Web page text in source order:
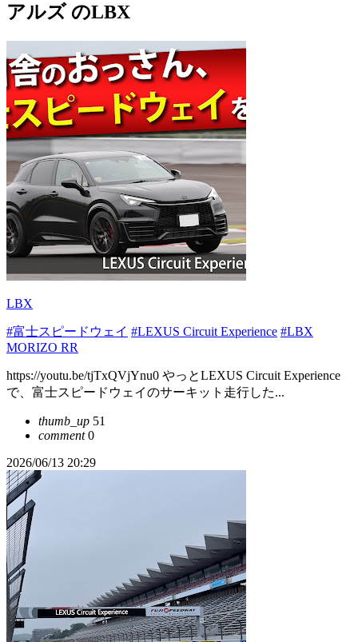
アルズ のLBX
LBX
#富士スピードウェイ #LEXUS Circuit Experience #LBX
MORIZO RR
https://youtu.be/tjTxQVjYnu0 やっとLEXUS Circuit Experience
で、富士スピードウェイのサーキット走行した...
thumb_up 51
comment0
2026/06/13 20:29